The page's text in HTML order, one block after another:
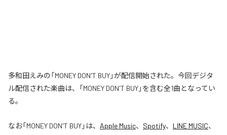
多和田えみの「MONEY DON'T BUY」が配信開始された。今回デジタ
ル配信された楽曲は、「MONEY DON'T BUY」を含む全1曲となってい
る。
なお「MONEY DON'T BUY」は、 Apple Music、 Spotify、 LINE MUSIC、